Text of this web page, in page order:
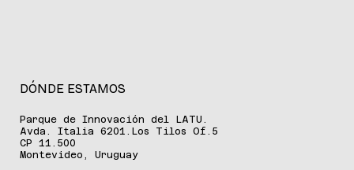
DÓNDE ESTAMOS
Parque de Innovación del LATU.
Avda. Italia 6201.Los Tilos Of.5